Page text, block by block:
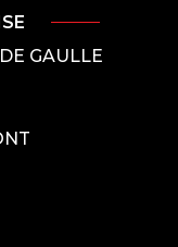
GAULLE